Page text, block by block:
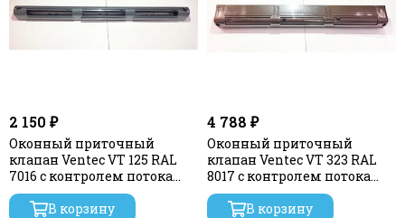
2 150 ₽
Оконный приточный
клапан Ventec VT 125 RAL
7016 с контролем потока
воздуха
В корзину
4 788 ₽
Оконный приточный
клапан Ventec VT 323 RAL
8017 с контролем потока
воздуха и акустической
шумоизоляцией
В корзину